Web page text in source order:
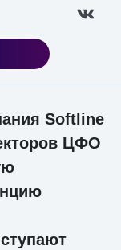
Softline
ЦФО